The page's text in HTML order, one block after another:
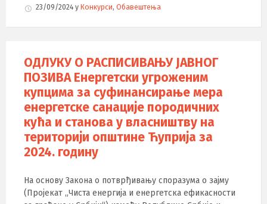
23/09/2024 у Конкурси, Обавештења
ОДЛУКУ О РАСПИСИВАЊУ ЈАВНОГ
ПОЗИВА Енергетски угроженим
купцима за суфинансирање мера
енергетске санације породичних
кућа и станова у власништву на
територији општине Ћуприја за
2024. годину
На основу Закона о потврђивању споразума о зајму
(Пројекат „Чиста енергија и енергетска ефикасности